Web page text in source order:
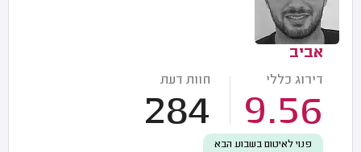
אביב
דירוג כללי
9.56
חוות דעת
284
פנוי לאיטום בשבוע הבא